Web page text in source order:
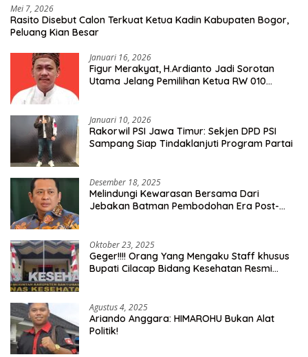
Mei 7, 2026
Rasito Disebut Calon Terkuat Ketua Kadin Kabupaten Bogor,
Peluang Kian Besar
Januari 16, 2026
Figur Merakyat, H.Ardianto Jadi Sorotan
Utama Jelang Pemilihan Ketua RW 010
Januari 10, 2026
Rakorwil PSI Jawa Timur: Sekjen DPD PSI
Sampang Siap Tindaklanjuti Program Partai
Desember 18, 2025
Melindungi Kewarasan Bersama Dari
Jebakan Batman Pembodohan Era Post-
Oktober 23, 2025
Geger!!!! Orang Yang Mengaku Staff khusus
Bupati Cilacap Bidang Kesehatan Resmi
Agustus 4, 2025
Ariando Anggara: HIMAROHU Bukan Alat
Politik!